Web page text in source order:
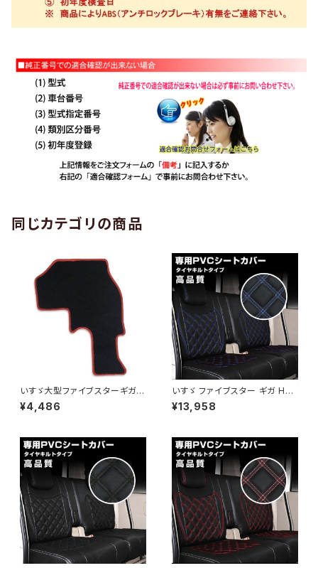
同じカテゴリの商品
いすゞ大型ファイブスターギガ H
27，11～ 運転席側ブラック フロ
アマット ファイブスターギガ 運
¥4,486
いすゞ ファイブスター ギガ H2
7/11～ シートカバー ダイヤカッ
ト ステッチ ブルー キルト PVC
¥13,958